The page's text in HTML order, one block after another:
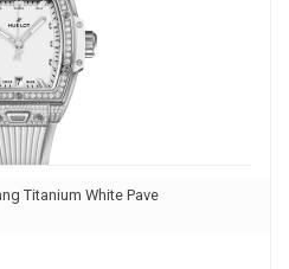
Titanium White Pave